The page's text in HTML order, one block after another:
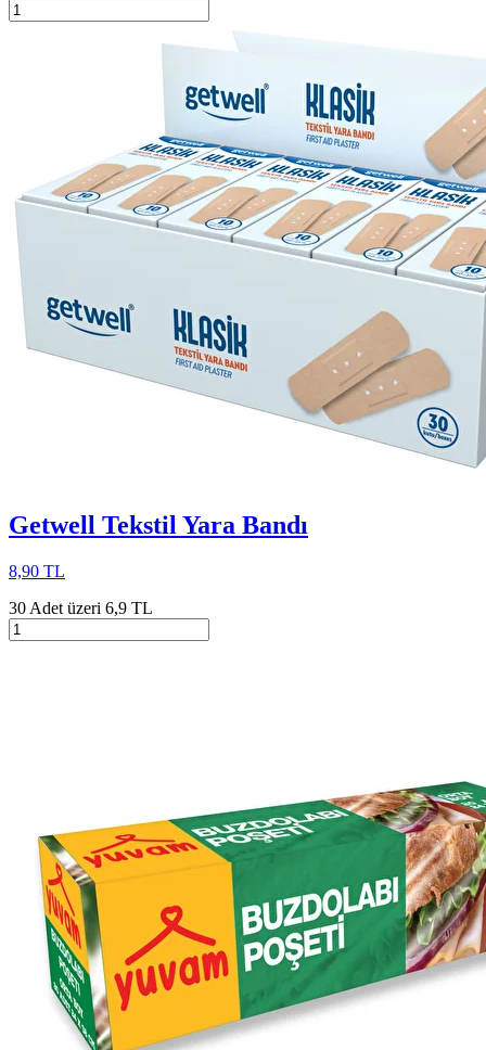
Getwell Tekstil Yara Bandı
8,90 TL
30 Adet üzeri 6,9 TL